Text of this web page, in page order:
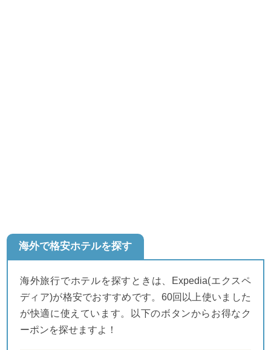
海外で格安ホテルを探す
海外旅行でホテルを探すときは、Expedia(エクスペ
ディア)が格安でおすすめです。60回以上使いました
が快適に使えています。以下のボタンからお得なク
ーポンを探せますよ！